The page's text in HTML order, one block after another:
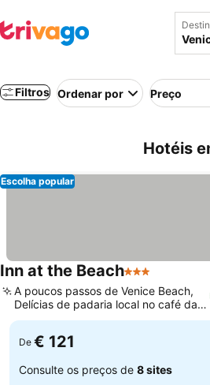
Filtros Ordenar por Preço
Hotéis
Escolha popular
Inn at the Beach3 Estrelas
A poucos passos de Venice Beach,
Delícias de padaria local no café da
manhã
De € 121
Consulte os preços de 8 sites